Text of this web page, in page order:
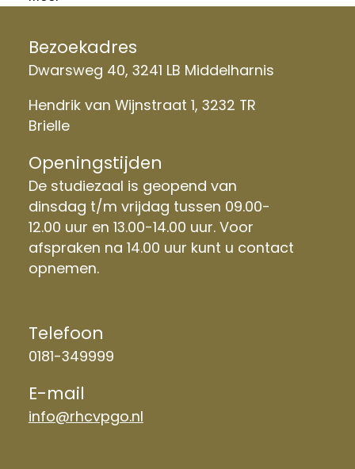
Bezoekadres
Dwarsweg 40, 3241 LB Middelharnis
Hendrik van Wijnstraat 1, 3232 TR
Brielle
Openingstijden
De studiezaal is geopend van
dinsdag t/m vrijdag tussen 09.00-
12.00 uur en 13.00-14.00 uur. Voor
afspraken na 14.00 uur kunt u contact
opnemen.
Telefoon
0181-349999
E-mail
info@rhcvpgo.nl